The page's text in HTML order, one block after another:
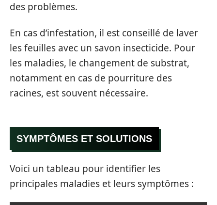
des problèmes.
En cas d’infestation, il est conseillé de laver
les feuilles avec un savon insecticide. Pour
les maladies, le changement de substrat,
notamment en cas de pourriture des
racines, est souvent nécessaire.
SYMPTÔMES ET SOLUTIONS
Voici un tableau pour identifier les
principales maladies et leurs symptômes :